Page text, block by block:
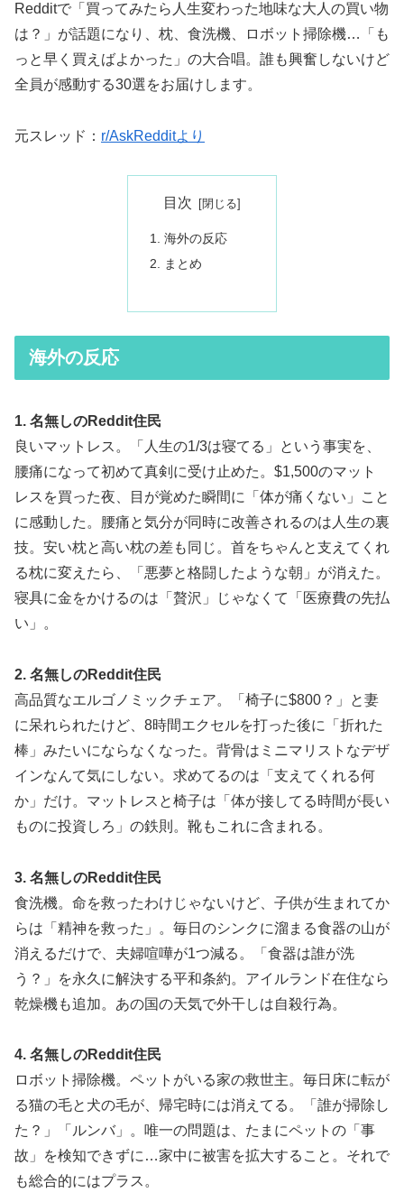
Redditで「買ってみたら人生変わった地味な大人の買い物
は？」が話題になり、枕、食洗機、ロボット掃除機…「も
っと早く買えばよかった」の大合唱。誰も興奮しないけど
全員が感動する30選をお届けします。
元スレッド： r/AskRedditより
目次
海外の反応
まとめ
海外の反応
1. 名無しのReddit住民
良いマットレス。「人生の1/3は寝てる」という事実を、
腰痛になって初めて真剣に受け止めた。$1,500のマット
レスを買った夜、目が覚めた瞬間に「体が痛くない」こと
に感動した。腰痛と気分が同時に改善されるのは人生の裏
技。安い枕と高い枕の差も同じ。首をちゃんと支えてくれ
る枕に変えたら、「悪夢と格闘したような朝」が消えた。
寝具に金をかけるのは「贅沢」じゃなくて「医療費の先払
い」。
2. 名無しのReddit住民
高品質なエルゴノミックチェア。「椅子に$800？」と妻
に呆れられたけど、8時間エクセルを打った後に「折れた
棒」みたいにならなくなった。背骨はミニマリストなデザ
インなんて気にしない。求めてるのは「支えてくれる何
か」だけ。マットレスと椅子は「体が接してる時間が長い
ものに投資しろ」の鉄則。靴もこれに含まれる。
3. 名無しのReddit住民
食洗機。命を救ったわけじゃないけど、子供が生まれてか
らは「精神を救った」。毎日のシンクに溜まる食器の山が
消えるだけで、夫婦喧嘩が1つ減る。「食器は誰が洗
う？」を永久に解決する平和条約。アイルランド在住なら
乾燥機も追加。あの国の天気で外干しは自殺行為。
4. 名無しのReddit住民
ロボット掃除機。ペットがいる家の救世主。毎日床に転が
る猫の毛と犬の毛が、帰宅時には消えてる。「誰が掃除し
た？」「ルンバ」。唯一の問題は、たまにペットの「事
故」を検知できずに…家中に被害を拡大すること。それで
も総合的にはプラス。